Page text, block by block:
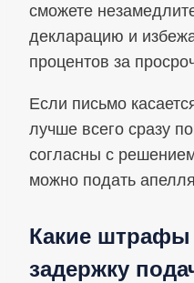
сможете
декларацию и
процентов за
Если письмо
лучше всего сразу
согласны с
можно подать
Какие штрафы
задержку